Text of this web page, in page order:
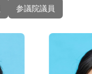
参議院議員